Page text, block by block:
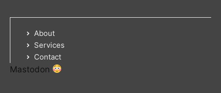
About
Services
Contact
Mastodon